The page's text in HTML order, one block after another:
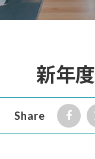
新年度
Share